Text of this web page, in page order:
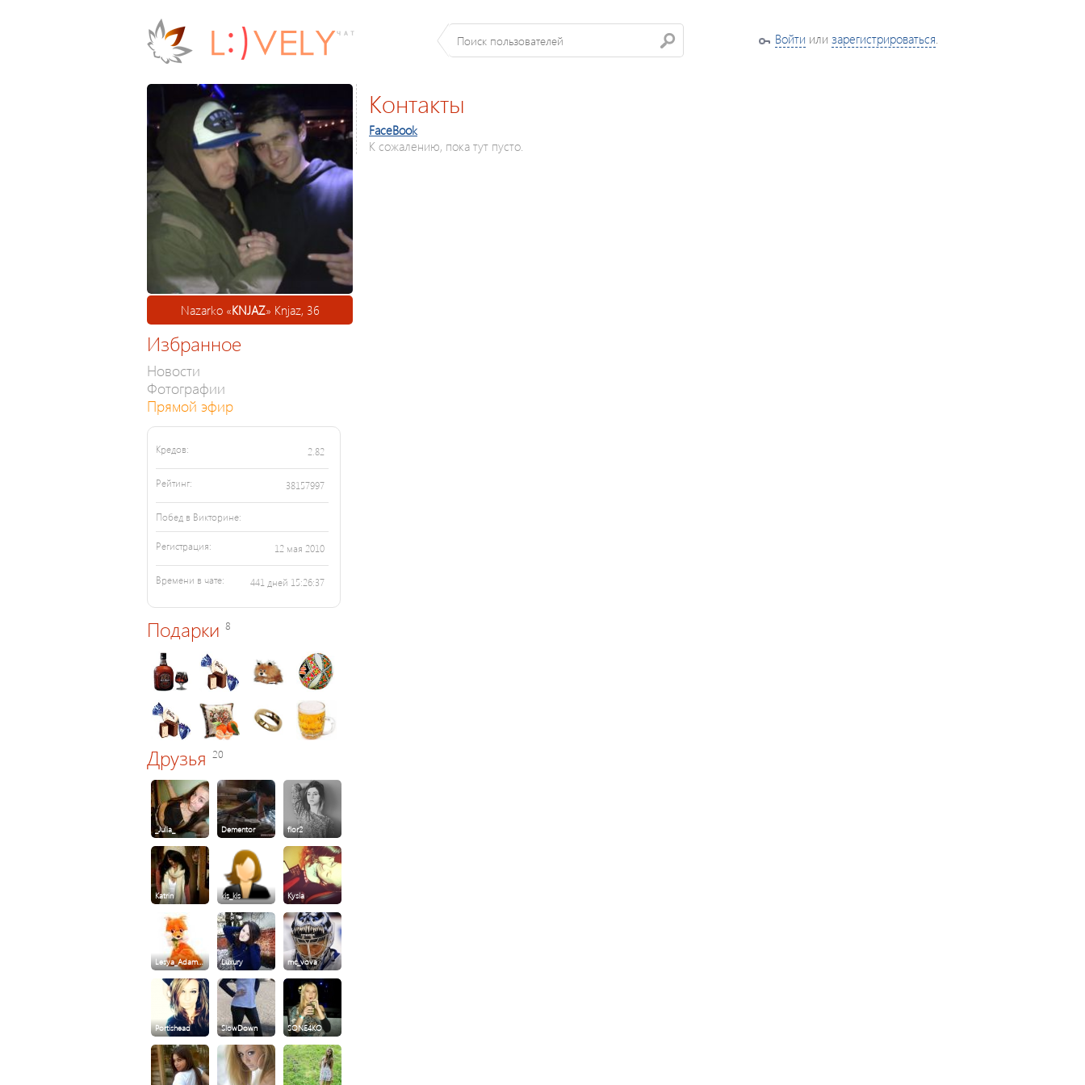
Войти или зарегистрироваться.
Nazarko «KNJAZ» Knjaz, 36
Избранное
Новости
Фотографии
Прямой эфир
Кредов: 2.82
Рейтинг: 38157997
Побед в Викторине:
Регистрация: 12 мая 2010
Времени в чате: 441 дней 15:26:37
Подарки 8
Друзья 20
_Julia_ Dementor flor2
Katrin kis_kis Kysia
Lesya_Adam… Luxury mc_vova
Portishead SlowDown SONE4KO
Контакты
FaceBook
К сожалению, пока тут пусто.